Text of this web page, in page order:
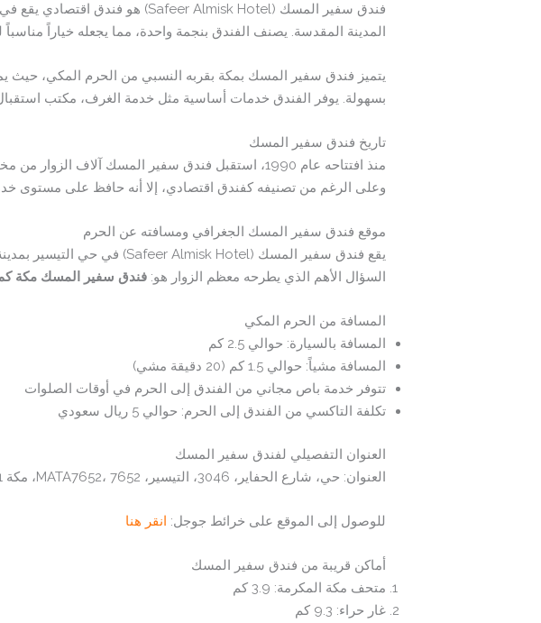
المدينة المقدسة. يصنف الفندق بنجمة واحدة، مما يجعله خياراً
بسهولة. يوفر الفندق خدمات أساسية مثل خدمة الغرف، مكتب
تاريخ فندق سفير المسك
منذ افتتاحه عام 1990، استقبل فندق سفير المسك
وعلى الرغم من تصنيفه كفندق اقتصادي، إلا أنه حافظ على مستوى
موقع فندق سفير المسك الجغرافي ومسافته عن الحرم
السؤال الأهم الذي يطرحه معظم الزوار هو:فندق سفير المسك مكة
المسافة من الحرم المكي
المسافة بالسيارة: حوالي 2.5 كم
المسافة مشياً: حوالي 1.5 كم (20 دقيقة مشي)
تتوفر خدمة باص مجاني من الفندق إلى الحرم في أوقات الصلوات
تكلفة التاكسي من الفندق إلى الحرم: حوالي 5 ريال سعودي
العنوان التفصيلي لفندق سفير المسك
العنوان: حي، شارع الحفاير، 3046، التيسير، MATA7652، 7652، مكة 24231، المملكة العربية السعودية
للوصول إلى الموقع على خرائط جوجل: انقر هنا
أماكن قريبة من فندق سفير المسك
متحف مكة المكرمة: 3.9 كم
غار حراء: 9.3 كم